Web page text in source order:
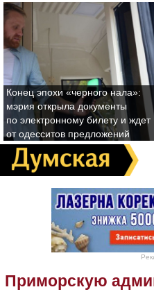
Конец эпохи «черного нала»:
мэрия открыла документы
по электронному билету и ждет
от одесситов предложений
Приморскую